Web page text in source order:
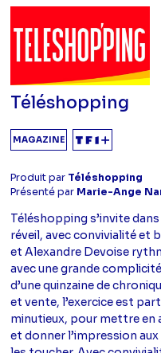
Téléshopping
MAGAZINE
Produit par Téléshopping
Présenté par Marie-Ange
Téléshopping s’invite
réveil, avec convivialité et
et Alexandre Devoise
avec une grande
d’une quinzaine de
et vente, l’exercice est
minutieux, pour mettre
et donner l’impression